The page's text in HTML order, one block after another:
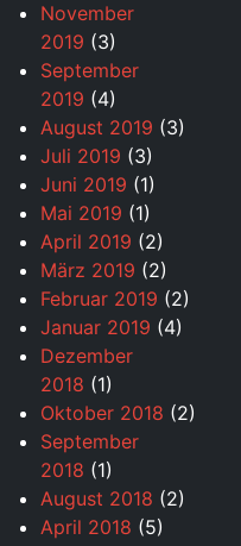
November
2019 (3)
September
2019 (4)
August 2019 (3)
Juli 2019 (3)
Juni 2019 (1)
Mai 2019 (1)
April 2019 (2)
März 2019 (2)
Februar 2019 (2)
Januar 2019 (4)
Dezember
2018 (1)
Oktober 2018 (2)
September
2018 (1)
August 2018 (2)
April 2018 (5)